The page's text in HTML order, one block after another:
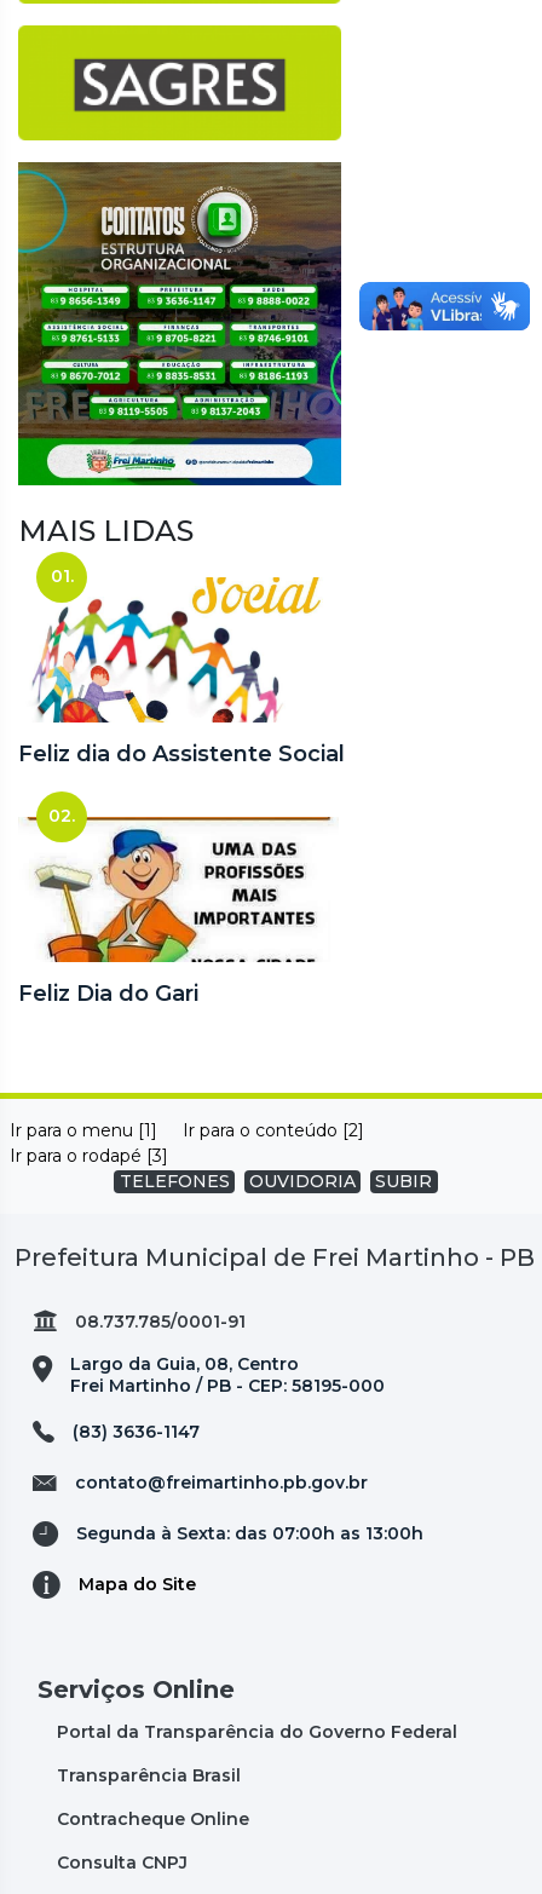
MAIS LIDAS
01.
Feliz dia do Assistente Social
02.
Feliz Dia do Gari
Ir para o menu [1]
Ir para o conteúdo [2]
Ir para o rodapé [3]
TELEFONES
OUVIDORIA SUBIR
Prefeitura Municipal de Frei Martinho - PB
08.737.785/0001-91
Largo da Guia, 08, Centro
Frei Martinho / PB - CEP: 58195-000
(83) 3636-1147
contato@freimartinho.pb.gov.br
Segunda à Sexta: das 07:00h as 13:00h
Mapa do Site
Serviços Online
Portal da Transparência do Governo Federal
Transparência Brasil
Contracheque Online
Consulta CNPJ